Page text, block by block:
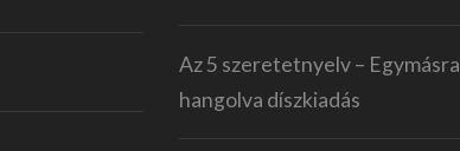
Az 5 szeretetnyelv – Egymásra
hangolva díszkiadás